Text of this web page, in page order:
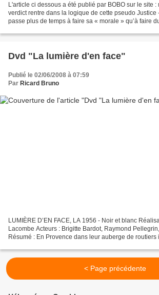
L'article ci dessous a été publié par BOBO sur le site
verdict rentre dans la logique de cette pseudo Justice
passe plus de temps à faire sa « morale » qu’à faire
Dvd "La lumière d'en face"
Publié le 02/06/2008 à 07:59
Par Ricard Bruno
LUMIÈRE D’EN FACE, LA 1956 - Noir et blanc
Lacombe Acteurs : Brigitte Bardot, Raymond
Résumé : En Provence dans leur auberge de routiers
< Page précédente